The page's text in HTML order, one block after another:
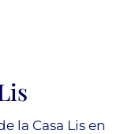
la Casa Lis en